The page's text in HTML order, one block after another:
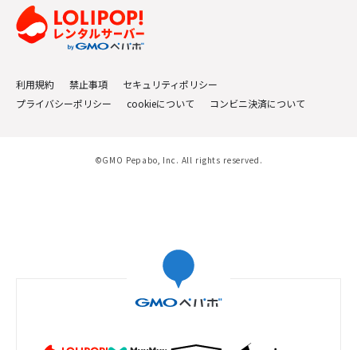
利用規約 禁止事項
セキュリティポリシー
プライバシーポリシー
cookieについて コンビニ決済について
©GMO Pepabo, Inc. All rights reserved.